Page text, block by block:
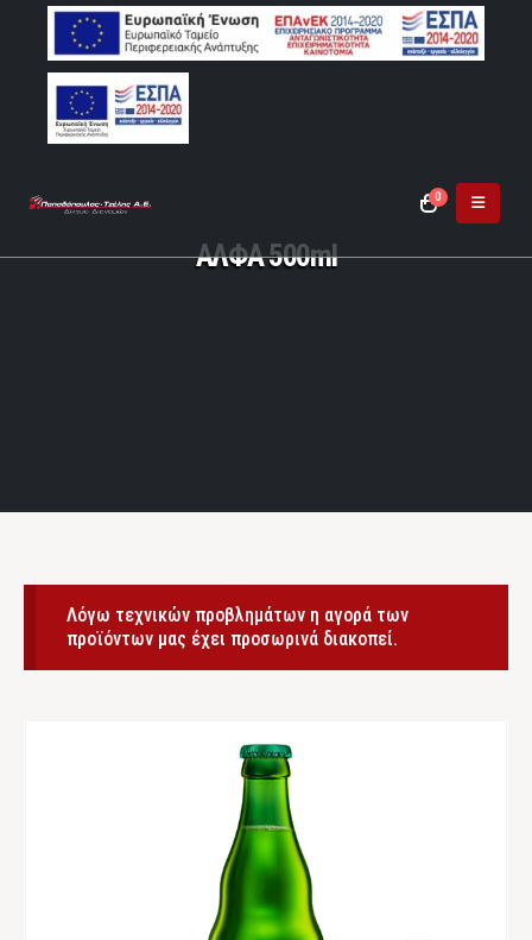
0
ΑΛΦΑ 500ml
Λόγω τεχνικών προβλημάτων η αγορά των
προϊόντων μας έχει προσωρινά διακοπεί.